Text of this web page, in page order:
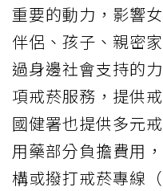
重要的動力，影響
伴侶、孩子、親密
過身邊社會支持的
項戒菸服務，提供
國健署也提供多元
用藥部分負擔費用
構或撥打戒菸專線